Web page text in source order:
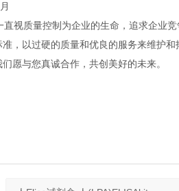
质量控制为企业的生命，追求企业竞
，以过硬的质量和优良的服务来维护
愿与您真诚合作，共创美好的未来。